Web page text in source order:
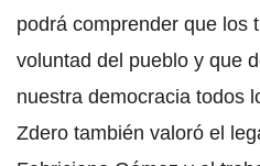
podrá comprender que los
voluntad del pueblo y que
nuestra democracia todos
Zdero también valoró el